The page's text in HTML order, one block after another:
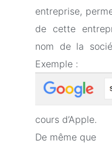
entreprise,
de cette
nom de la
Exemple :
cours d’Apple.
De même que